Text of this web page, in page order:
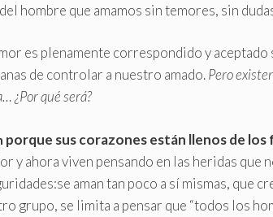
hombre que amamos sin temores, sin
es plenamente correspondido y aceptado
de controlar a nuestro amado.Pero
¿Por qué será?
porque sus corazones están llenos de los
y ahora viven pensando en las heridas que
aman tan poco a sí mismas, que
grupo, se limita a pensar que “todos los